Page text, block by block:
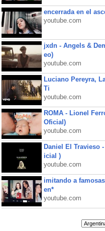
encerrada en el
youtube.com
jxdn - Angels &
eo)
youtube.com
Luciano Pereyra,
Ti
youtube.com
ROMA - Lionel
Oficial)
youtube.com
Daniel El Travieso
icial )
youtube.com
imitando a
en*
youtube.com